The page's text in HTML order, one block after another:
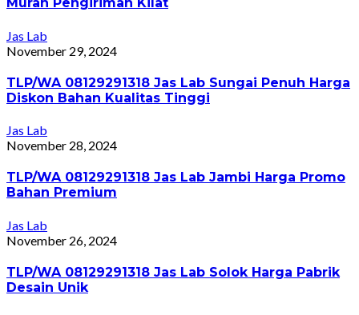
Jas Lab
November 29, 2024
TLP/WA 08129291318 Jas Lab Sungai Penuh Harga
Diskon Bahan Kualitas Tinggi
Jas Lab
November 28, 2024
TLP/WA 08129291318 Jas Lab Jambi Harga Promo
Bahan Premium
Jas Lab
November 26, 2024
TLP/WA 08129291318 Jas Lab Solok Harga Pabrik
Desain Unik